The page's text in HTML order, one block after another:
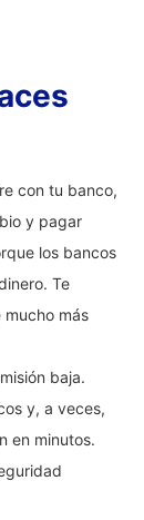
con tu banco,
y pagar
los bancos
Te
mucho más
baja.
y, a veces,
en minutos.